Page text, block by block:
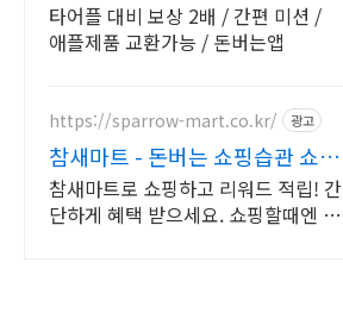
타어플 대비 보상 2배 / 간편 미션 /
애플제품 교환가능 / 돈버는앱
https://sparrow-mart.co.kr/ 광고
참새마트 - 돈버는 쇼핑습관 쇼핑
만 해도 포인트 적립
참새마트로 쇼핑하고 리워드 적립! 간
단하게 혜택 받으세요. 쇼핑할때엔 참